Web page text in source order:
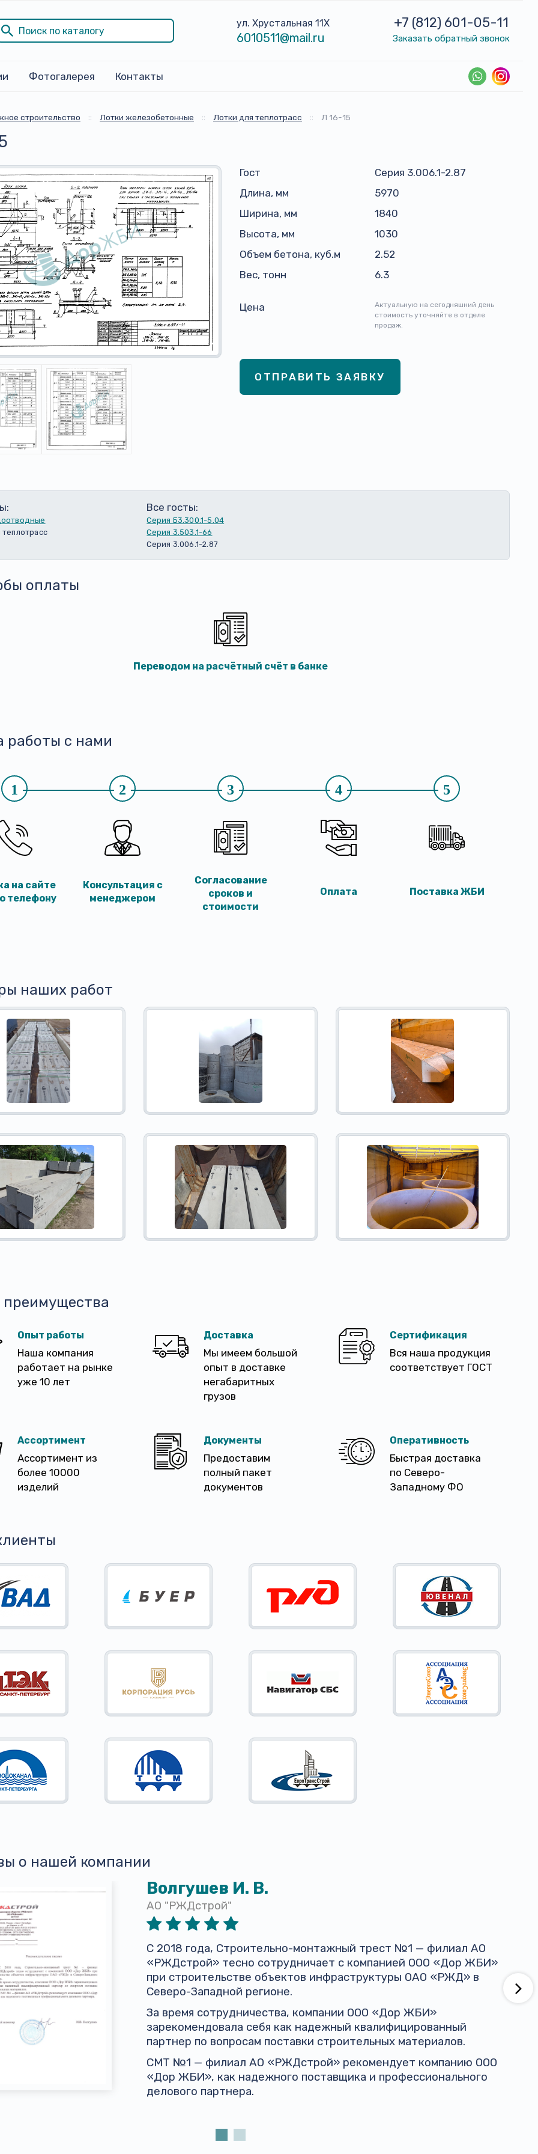
ул. Хрустальная 11Х
6010511@mail.ru
+7 (812) 601-05-11
Заказать обратный звонок
Фотогалерея Контакты
строительство :: Лотки железобетонные :: Лотки для теплотрасс :: Л 16-15
Гост
Серия 3.006.1-2.87
Длина, мм
5970
Ширина, мм
1840
Высота, мм
1030
Объем бетона, куб.м
2.52
Вес, тонн
6.3
Цена
Актуальную на сегодняшний день
стоимость уточняйте в отделе
продаж.
ОТПРАВИТЬ ЗАЯВКУ
Все госты:
Серия Б3.300.1-5.04
Серия 3.503.1-66
Серия 3.006.1-2.87
оплаты
Переводом на расчётный счёт в банке
работы с нами
1
на сайте
телефону
2
Консультация с
менеджером
3
Согласование
сроков и
стоимости
4
Оплата
5
Поставка ЖБИ
наших работ
Опыт работы
Наша компания
работает на рынке
уже 10 лет
Доставка
Мы имеем большой
опыт в доставке
негабаритных
грузов
Сертификация
Вся наша продукция
соответствует ГОСТ
Ассортимент
Ассортимент из
более 10000
изделий
Документы
Предоставим
полный пакет
документов
Оперативность
Быстрая доставка
по Северо-
Западному ФО
о нашей компании
Волгушев И. В.
АО "РЖДстрой"
С 2018 года, Строительно-монтажный трест №1 — филиал АО
«РЖДстрой» тесно сотрудничает с компанией ООО «Дор ЖБИ»
при строительстве объектов инфраструктуры ОАО «РЖД» в
Северо-Западной регионе.
За время сотрудничества, компании ООО «Дор ЖБИ»
зарекомендовала себя как надежный квалифицированный
партнер по вопросам поставки строительных материалов.
СМТ №1 — филиал АО «РЖДстрой» рекомендует компанию ООО
«Дор ЖБИ», как надежного поставщика и профессионального
делового партнера.